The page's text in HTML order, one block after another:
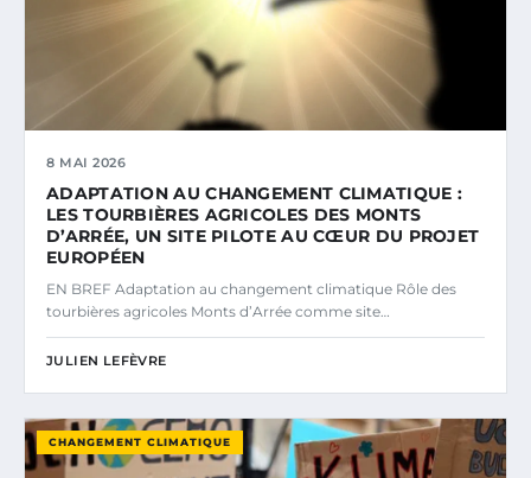
8 MAI 2026
ADAPTATION AU CHANGEMENT CLIMATIQUE :
LES TOURBIÈRES AGRICOLES DES MONTS
D’ARRÉE, UN SITE PILOTE AU CŒUR DU PROJET
EUROPÉEN
EN BREF Adaptation au changement climatique Rôle des
tourbières agricoles Monts d’Arrée comme site…
JULIEN LEFÈVRE
CHANGEMENT CLIMATIQUE